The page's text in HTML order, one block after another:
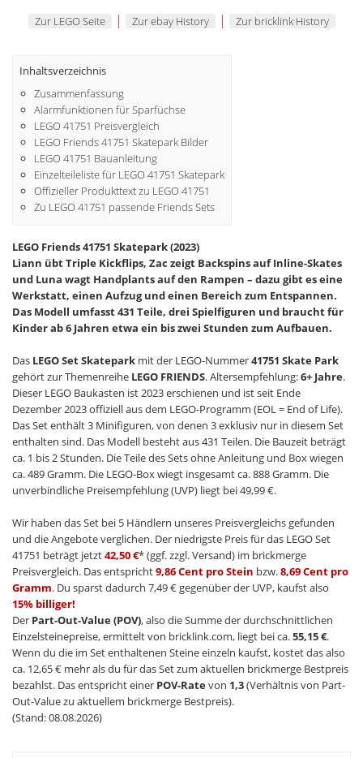
Zur LEGO Seite | Zur ebay History | Zur bricklink History
Inhaltsverzeichnis
Zusammenfassung
Alarmfunktionen für Sparfüchse
LEGO 41751 Preisvergleich
LEGO Friends 41751 Skatepark Bilder
LEGO 41751 Bauanleitung
Einzelteileliste für LEGO 41751 Skatepark
Offizieller Produkttext zu LEGO 41751
Zu LEGO 41751 passende Friends Sets
LEGO Friends 41751 Skatepark (2023)
Liann übt Triple Kickflips, Zac zeigt Backspins auf Inline-Skates
und Luna wagt Handplants auf den Rampen – dazu gibt es eine
Werkstatt, einen Aufzug und einen Bereich zum Entspannen.
Das Modell umfasst 431 Teile, drei Spielfiguren und braucht für
Kinder ab 6 Jahren etwa ein bis zwei Stunden zum Aufbauen.
Das LEGO Set Skatepark mit der LEGO-Nummer41751 Skate Park
gehört zur Themenreihe LEGO FRIENDS. Altersempfehlung:6+ Jahre.
Dieser LEGO Baukasten ist 2023 erschienen und ist seit Ende
Dezember 2023 offiziell aus dem LEGO-Programm (EOL = End of Life).
Das Set enthält 3 Minifiguren, von denen 3 exklusiv nur in diesem Set
enthalten sind. Das Modell besteht aus 431 Teilen. Die Bauzeit beträgt
ca. 1 bis 2 Stunden. Die Teile des Sets ohne Anleitung und Box wiegen
ca. 489 Gramm. Die LEGO-Box wiegt insgesamt ca. 888 Gramm. Die
unverbindliche Preisempfehlung (UVP) liegt bei 49,99 €.
Wir haben das Set bei 5 Händlern unseres Preisvergleichs gefunden
und die Angebote verglichen. Der niedrigste Preis für das LEGO Set
41751 beträgt jetzt42,50 €* (ggf. zzgl. Versand) im brickmerge
Preisvergleich. Das entspricht9,86 Cent pro Stein bzw.8,69 Cent pro
Gramm. Du sparst dadurch 7,49 € gegenüber der UVP, kaufst also
15% billiger!
Der Part-Out-Value (POV), also die Summe der durchschnittlichen
Einzelsteinepreise, ermittelt von bricklink.com, liegt bei ca.55,15 €.
Wenn du die im Set enthaltenen Steine einzeln kaufst, kostet das also
ca. 12,65 € mehr als du für das Set zum aktuellen brickmerge Bestpreis
bezahlst. Das entspricht einer POV-Ratevon 1,3(Verhältnis von Part-
Out-Value zu aktuellem brickmerge Bestpreis).
(Stand: 08.08.2026)